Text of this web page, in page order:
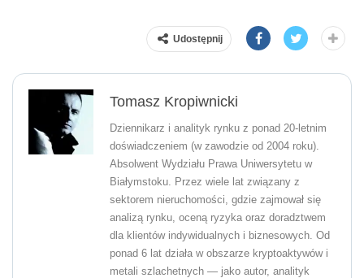
Udostępnij
Tomasz Kropiwnicki
Dziennikarz i analityk rynku z ponad 20-letnim
doświadczeniem (w zawodzie od 2004 roku).
Absolwent Wydziału Prawa Uniwersytetu w
Białymstoku. Przez wiele lat związany z
sektorem nieruchomości, gdzie zajmował się
analizą rynku, oceną ryzyka oraz doradztwem
dla klientów indywidualnych i biznesowych. Od
ponad 6 lat działa w obszarze kryptoaktywów i
metali szlachetnych — jako autor, analityk